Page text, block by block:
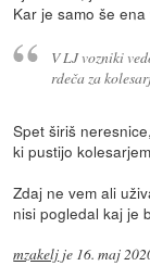
Kar je samo še
V LJ vozniki
rdeča za
Spet širiš
ki pustijo
Zdaj ne vem ali
nisi pogledal kaj je
mzakelj je 16. maj